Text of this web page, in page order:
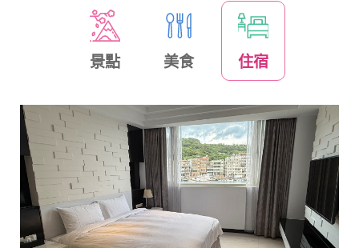
景點 美食 住宿